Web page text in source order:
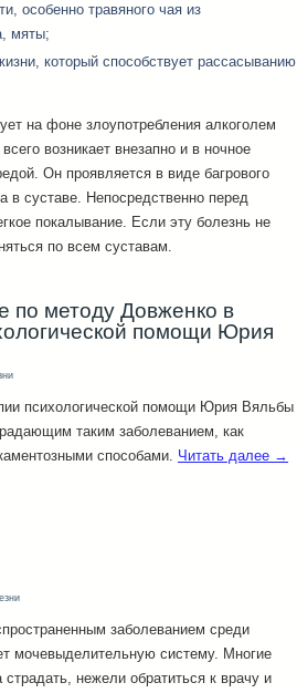
особенно травяного чая из
мяты;
который способствует рассасыванию
на фоне злоупотребления алкоголем
возникает внезапно и в ночное
Он проявляется в виде багрового
суставе. Непосредственно перед
покалывание. Если эту болезнь не
по всем суставам.
по методу Довженко в
помощи Юрия
психологической помощи Юрия Вяльбы
таким заболеванием, как
способами. Читать далее →
заболеванием среди
мочевыделительную систему. Многие
нежели обратиться к врачу и